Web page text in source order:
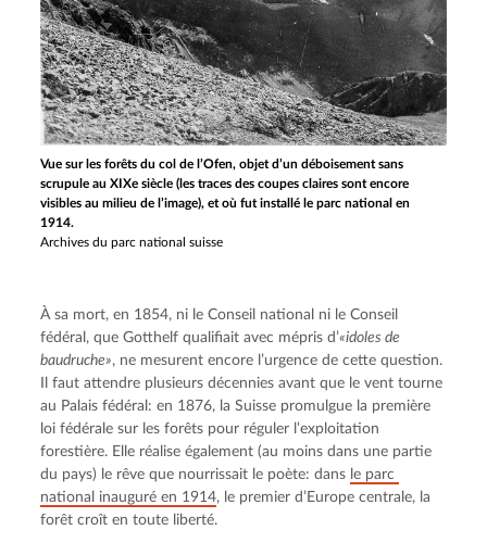
Vue sur les forêts du col de l’Ofen, objet d’un déboisement sans
scrupule au XIXe siècle (les traces des coupes claires sont encore
visibles au milieu de l’image), et où fut installé le parc national en
1914.
Archives du parc national suisse
À sa mort, en 1854, ni le Conseil national ni le Conseil
fédéral, que Gotthelf qualifiait avec mépris d’«idoles de
baudruche», ne mesurent encore l’urgence de cette question.
Il faut attendre plusieurs décennies avant que le vent tourne
au Palais fédéral: en 1876, la Suisse promulgue la première
loi fédérale sur les forêts pour réguler l’exploitation
forestière. Elle réalise également (au moins dans une partie
du pays) le rêve que nourrissait le poète: dans le parc
national inauguré en 1914, le premier d’Europe centrale, la
forêt croît en toute liberté.